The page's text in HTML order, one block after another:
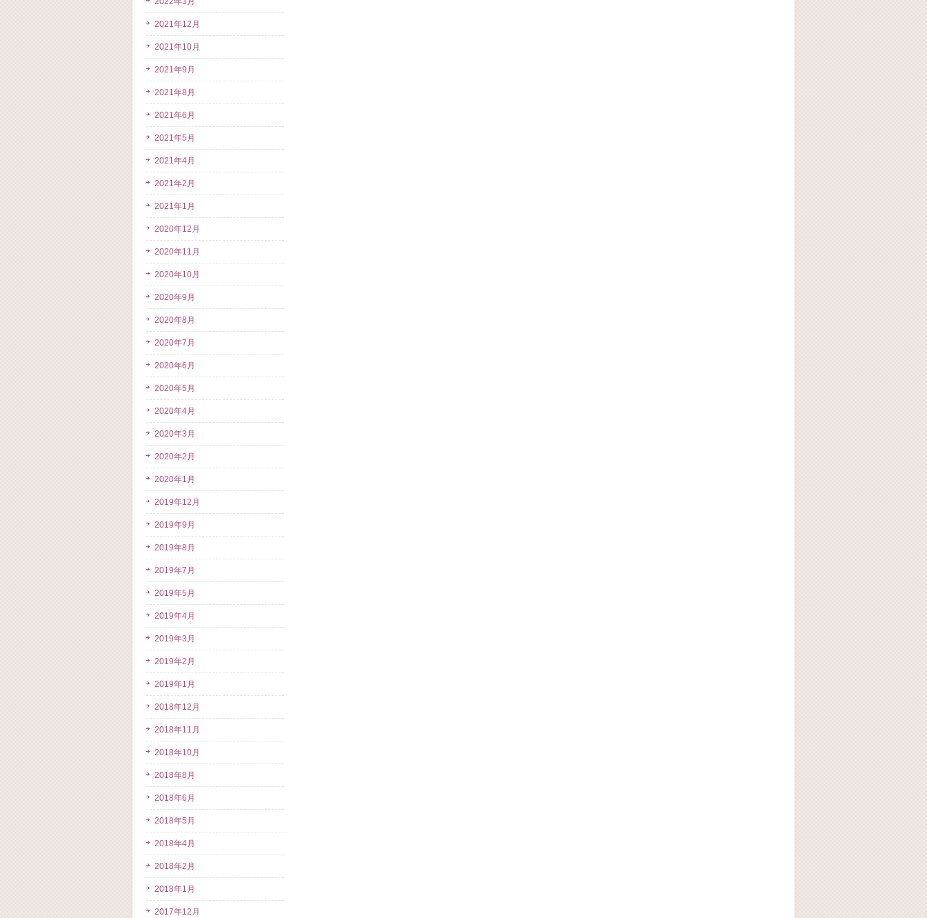
2021年12月
2021年10月
2021年9月
2021年8月
2021年6月
2021年5月
2021年4月
2021年2月
2021年1月
2020年12月
2020年11月
2020年10月
2020年9月
2020年8月
2020年7月
2020年6月
2020年5月
2020年4月
2020年3月
2020年2月
2020年1月
2019年12月
2019年9月
2019年8月
2019年7月
2019年5月
2019年4月
2019年3月
2019年2月
2019年1月
2018年12月
2018年11月
2018年10月
2018年8月
2018年6月
2018年5月
2018年4月
2018年2月
2018年1月
2017年12月